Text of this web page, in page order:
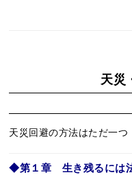
天災
天災回避の方法はただ一
◆第１章 生き残るには